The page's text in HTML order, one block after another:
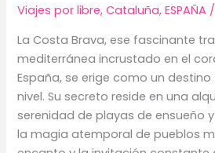
Viajes por libre,Cataluña,ESPAÑA
La Costa Brava, ese fascinante
mediterránea incrustado en el
España, se erige como un
nivel. Su secreto reside en una
serenidad de playas de ensueño
la magia atemporal de pueblos